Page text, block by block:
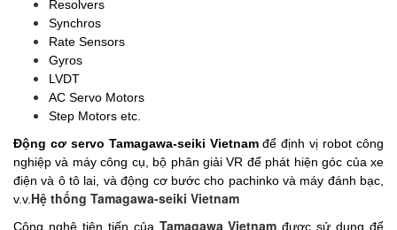
Resolvers
Synchros
Rate Sensors
Gyros
LVDT
AC Servo Motors
Step Motors etc.
Động cơ servo Tamagawa-seiki Vietnamđể định vị robot công
nghiệp và máy công cụ, bộ phân giải VR để phát hiện góc của xe
điện và ô tô lai, và động cơ bước cho pachinko và máy đánh bạc,
v.v. Hệ thống Tamagawa-seiki Vietnam
Công nghệ tiên tiến của Tamagawa Vietnam được sử dụng để